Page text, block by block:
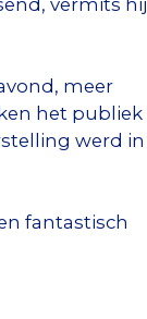
meer
het publiek
werd in
fantastisch